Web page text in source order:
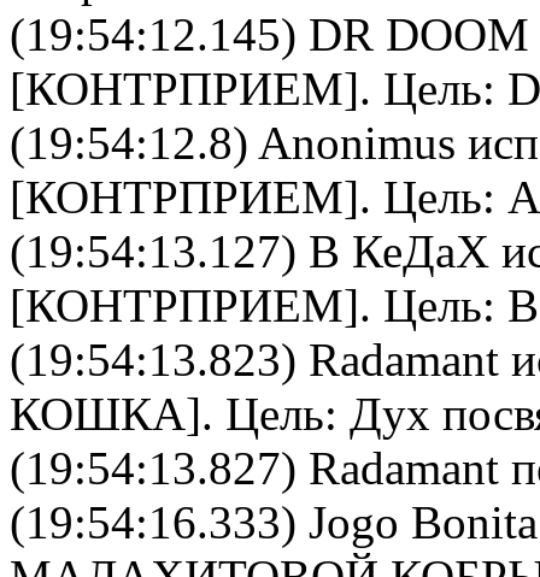
(19:54:12.145) DR DOOM
[КОНТРПРИЕМ]. Цель:
(19:54:12.8) Anonimus
[КОНТРПРИЕМ]. Цель:
(19:54:13.127) В КеДаХ
[КОНТРПРИЕМ]. Цель:
(19:54:13.823) Radamant
КОШКА]. Цель: Дух
(19:54:13.827) Radamant
(19:54:16.333) Jogo Bonita